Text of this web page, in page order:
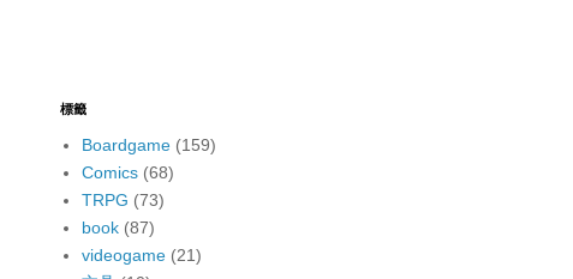
標籤
Boardgame (159)
Comics (68)
TRPG (73)
book (87)
videogame (21)